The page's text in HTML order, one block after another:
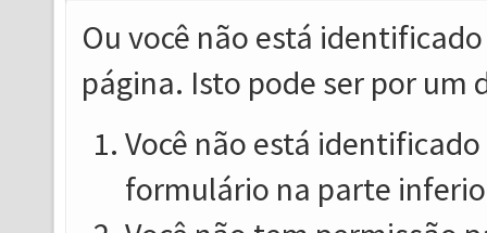
Ou você não está
página. Isto pode ser por um
Você não está
formulário na parte